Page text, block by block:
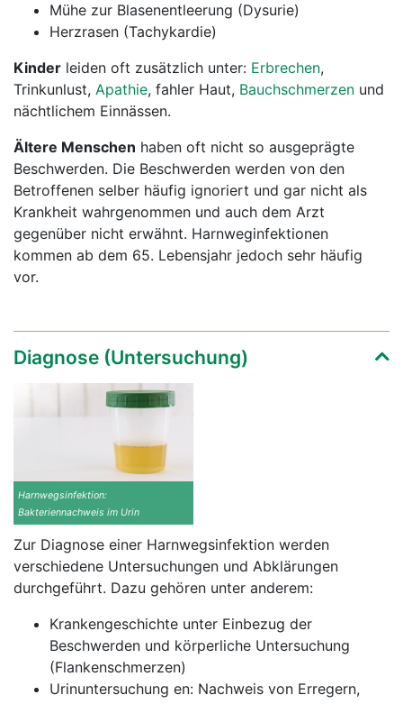
Mühe zur Blasenentleerung (Dysurie)
Herzrasen (Tachykardie)
Kinder leiden oft zusätzlich unter: Erbrechen,
Trinkunlust, Apathie, fahler Haut, Bauchschmerzen und
nächtlichem Einnässen.
Ältere Menschen haben oft nicht so ausgeprägte
Beschwerden. Die Beschwerden werden von den
Betroffenen selber häufig ignoriert und gar nicht als
Krankheit wahrgenommen und auch dem Arzt
gegenüber nicht erwähnt. Harnweginfektionen
kommen ab dem 65. Lebensjahr jedoch sehr häufig
vor.
Diagnose (Untersuchung)
Harnwegsinfektion:
Bakteriennachweis im Urin
Zur Diagnose einer Harnwegsinfektion werden
verschiedene Untersuchungen und Abklärungen
durchgeführt. Dazu gehören unter anderem:
Krankengeschichte unter Einbezug der
Beschwerden und körperliche Untersuchung
(Flankenschmerzen)
Urinuntersuchung en: Nachweis von Erregern,